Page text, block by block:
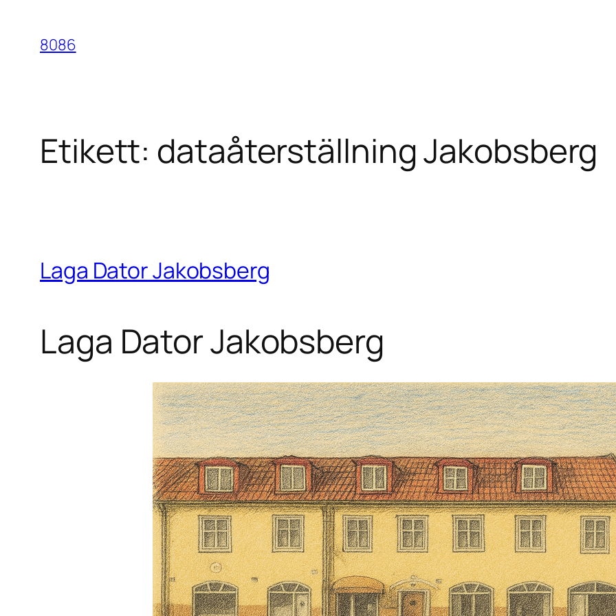
innehåll
8086
Etikett: dataåterställning Jakobsberg
Laga Dator Jakobsberg
Laga Dator Jakobsberg